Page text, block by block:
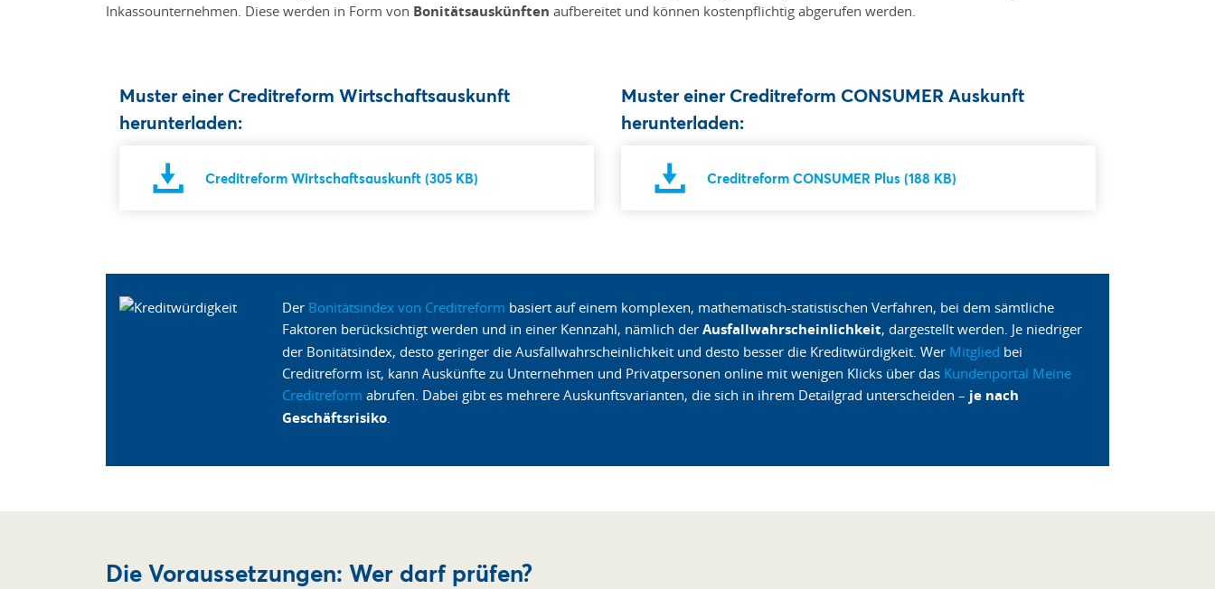
Inkassounternehmen. Diese werden in Form von Bonitätsauskünften aufbereitet und können kostenpflichtig abgerufen werden.
Muster einer Creditreform Wirtschaftsauskunft
herunterladen:
Creditreform Wirtschaftsauskunft (305 KB)
Muster einer Creditreform CONSUMER Auskunft
herunterladen:
Creditreform CONSUMER Plus (188 KB)
Der Bonitätsindex von Creditreform basiert auf einem komplexen, mathematisch-statistischen Verfahren, bei dem sämtliche
Faktoren berücksichtigt werden und in einer Kennzahl, nämlich der Ausfallwahrscheinlichkeit, dargestellt werden. Je niedriger
der Bonitätsindex, desto geringer die Ausfallwahrscheinlichkeit und desto besser die Kreditwürdigkeit. Wer Mitglied bei
Creditreform ist, kann Auskünfte zu Unternehmen und Privatpersonen online mit wenigen Klicks über das Kundenportal Meine
Creditreform abrufen. Dabei gibt es mehrere Auskunftsvarianten, die sich in ihrem Detailgrad unterscheiden – je nach
Geschäftsrisiko
Die Voraussetzungen: Wer darf prüfen?